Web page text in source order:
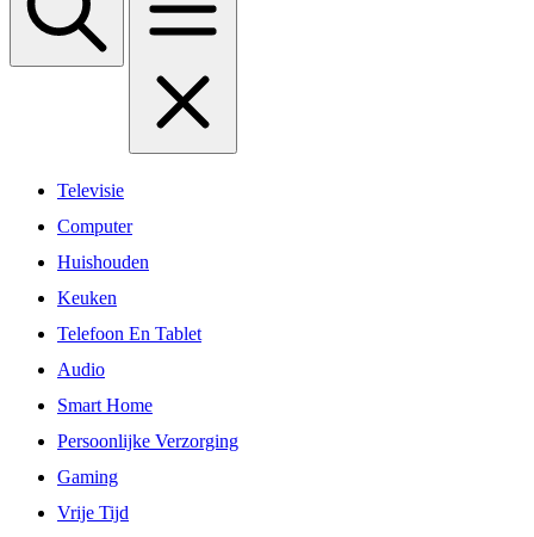
Televisie
Computer
Huishouden
Keuken
Telefoon En Tablet
Audio
Smart Home
Persoonlijke Verzorging
Gaming
Vrije Tijd